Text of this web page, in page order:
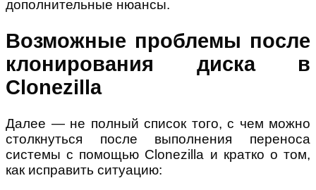
дополнительные нюансы.
Возможные проблемы после
клонирования диска в
Clonezilla
Далее — не полный список того, с чем можно
столкнуться после выполнения переноса
системы с помощью Clonezilla и кратко о том,
как исправить ситуацию: